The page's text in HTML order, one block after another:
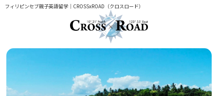
フィリピンセブ親子英語留学｜CROSSxROAD（クロスロード）